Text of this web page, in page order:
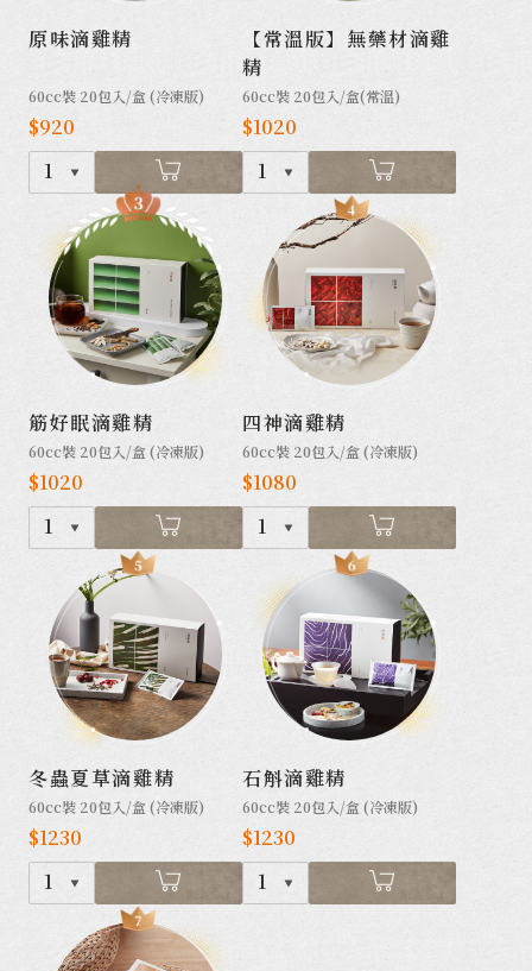
原味滴雞精
60cc裝 20包入/盒 (冷凍版)
$920
1
【常溫版】無藥材滴雞
精
60cc裝 20包入/盒(常溫)
$1020
1
筋好眠滴雞精
60cc裝 20包入/盒 (冷凍版)
$1020
1
四神滴雞精
60cc裝 20包入/盒 (冷凍版)
$1080
1
冬蟲夏草滴雞精
60cc裝 20包入/盒 (冷凍版)
$1230
1
石斛滴雞精
60cc裝 20包入/盒 (冷凍版)
$1230
1